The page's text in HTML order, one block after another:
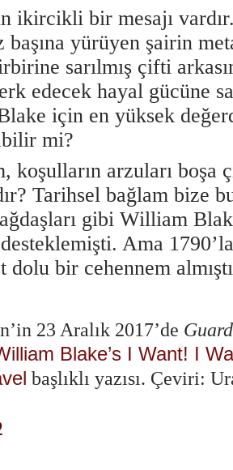
ikircikli bir mesajı
başına yürüyen şairin
sarılmış çifti
edecek hayal gücüne
için en yüksek
mi?
koşulların arzuları boşa
Tarihsel bağlam bize
gibi William
Ama
dolu bir cehennem
23 Aralık 2017’de
Blake’s I Want! I
başlıklı yazısı. Çeviri: